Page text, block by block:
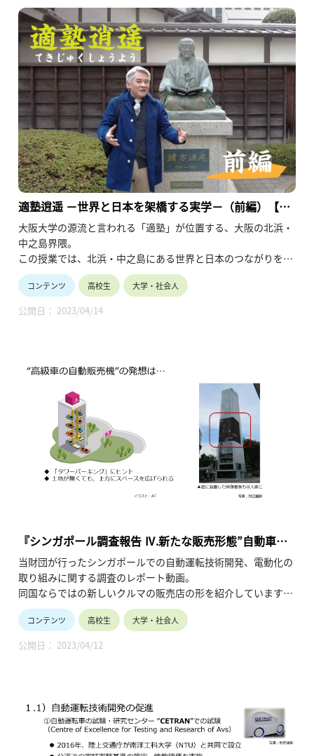
ていきます。
適塾から大阪大学へと受け継がれている実学の精神、学問の精
神。それは一体どのようなものなのでしょうか。
適塾逍遥 －世界と日本を架橋する実学－（前編）【阪
大模擬授業2021】
大阪大学の源流と言われる「適塾」が位置する、大阪の北浜・
中之島界隈。
この授業では、北浜・中之島にある世界と日本のつながりを象
徴するようなスポットを巡ります。
「実学」とはいったいどういうことなのか、その歴史の中で
「適塾」はどのような役割を果たしてきたのか。
て解説していきます。
コンテンツ 高校生 大学・社会人
公開日： 2023/04/14
『シンガポール調査報告 Ⅳ.新たな販売形態”自動車の
自動販売機”』
当財団が行ったシンガポールでの自動運転技術開発、電動化の
取り組みに関する調査のレポート動画。
同国ならではの新しいクルマの販売店の形を紹介しています。
（令和5年3月公開、3分48秒）
コンテンツ 高校生 大学・社会人
公開日： 2023/04/12